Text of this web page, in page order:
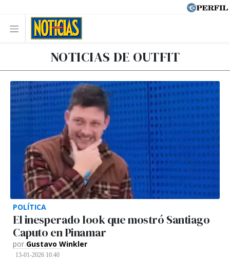
NOTICIAS DE OUTFIT
POLÍTICA
El inesperado look que mostró Santiago
Caputo en Pinamar
por Gustavo Winkler
13-01-2026 10:40